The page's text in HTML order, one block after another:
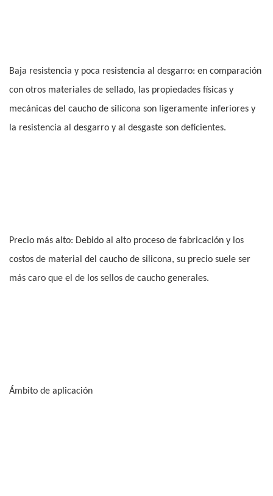
Baja resistencia y poca resistencia al desgarro: en comparación
con otros materiales de sellado, las propiedades físicas y
mecánicas del caucho de silicona son ligeramente inferiores y
la resistencia al desgarro y al desgaste son deficientes.
Precio más alto: Debido al alto proceso de fabricación y los
costos de material del caucho de silicona, su precio suele ser
más caro que el de los sellos de caucho generales.
Ámbito de aplicación